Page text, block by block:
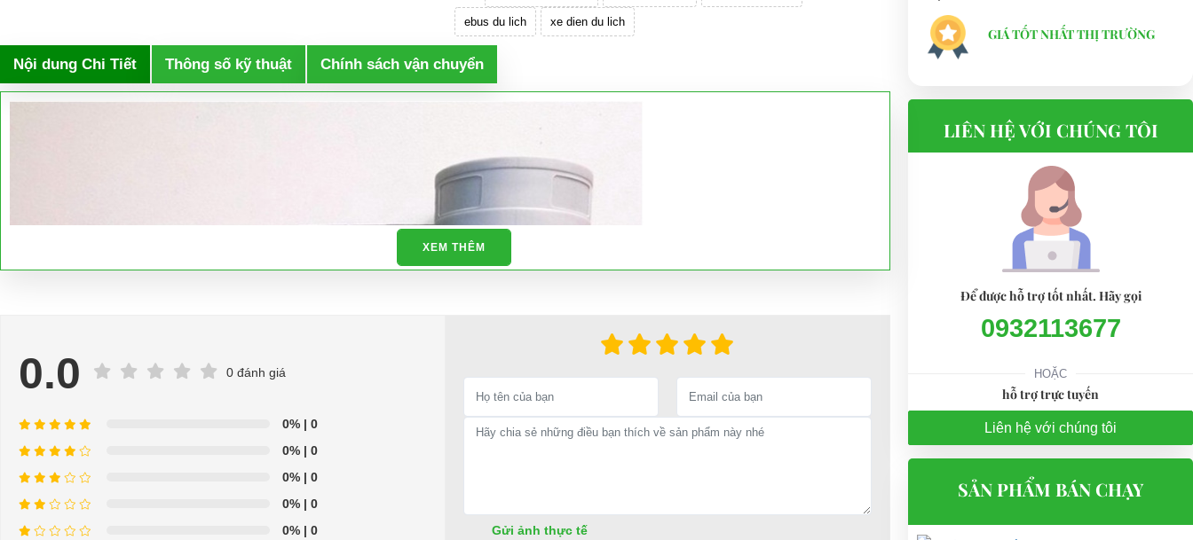
ebus du lich xe dien du lich
Nội dung Chi Tiết Thông số kỹ thuật Chính sách vận chuyển
XEM THÊM
0.0 0 đánh giá
0%| 0
0%| 0
0%| 0
0%| 0
0%| 0 Gửi ảnh thực tế
GIÁ TỐT NHẤT THỊ TRƯỜNG
LIÊN HỆ VỚI CHÚNG TÔI
Để được hỗ trợ tốt nhất. Hãy gọi
0932113677
HOẶC
hỗ trợ trực tuyến
Liên hệ với chúng tôi
SẢN PHẨM BÁN CHẠY